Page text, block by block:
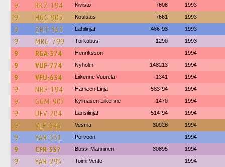
9 RKZ-194 Kivistö 7608 1993
9 HGC-905 Koulutus 7661 1993
9 ZHT-363 Lähilinjat 466-93 1993
9 MRG-799 Turkubus 1290 1993
9 RGA-374 Henriksson 1994
9 VUF-774 Nyholm 148213 1994
9 VFU-634 Liikenne Vuorela 1341 1994
9 NBF-194 Hämeen Linja 583-94 1994
9 GGM-907 Kylmäsen Liikenne 1470 1994
9 UFV-204 Länsilinjat 514-94 1994
9 VLF-646 Vesma 30928 1994
9 YAR-331 Porvoon 1994
9 CFR-537 Bussi-Manninen 30895 1994
9 YAR-295 Toimi Vento 1994